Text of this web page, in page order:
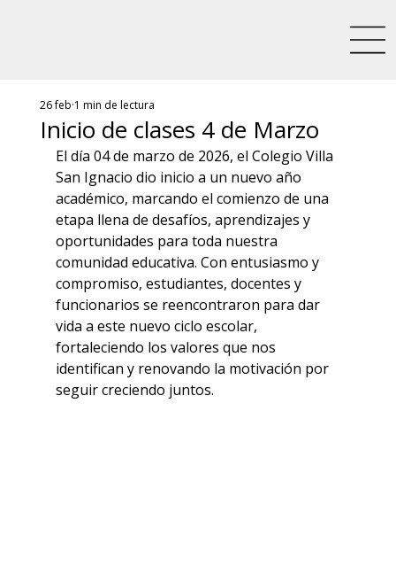
Inicio de clases 4 de Marzo
26 feb 1 min de lectura
El día 04 de marzo de 2026, el Colegio Villa
San Ignacio dio inicio a un nuevo año
académico, marcando el comienzo de una
etapa llena de desafíos, aprendizajes y
oportunidades para toda nuestra
comunidad educativa. Con entusiasmo y
compromiso, estudiantes, docentes y
funcionarios se reencontraron para dar
vida a este nuevo ciclo escolar,
fortaleciendo los valores que nos
identifican y renovando la motivación por
seguir creciendo juntos.